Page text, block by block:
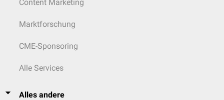
Content Marketing
Marktforschung
CME-Sponsoring
Alle Services
Alles andere